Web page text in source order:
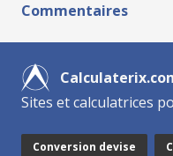
Commentaires
Sites et calculatrices
Conversion devise